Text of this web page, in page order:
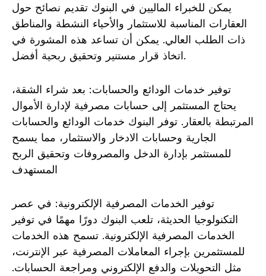
يمكن للخبراء الماليين في البنوك تقديم نصائح حول
العقارات المناسبة للاستثمار والأحياء النشطة والمناطق
ذات الطلب العالي. يمكن أن تساعد هذه المشورة في
اتخاذ قرار مستنير وتحقيق ربحية أفضل.
توفير خدمات الودائع والحسابات: بعد شراء الشقة،
يحتاج المستثمر إلى حسابات مصرفية لإدارة الأموال
المرتبطة بالعقار. توفر البنوك خدمات الودائع والحسابات
الجارية وحسابات الادخار والاستثمار، مما يسمح
للمستثمر بإدارة الدخل والمصروفات وتحقيق الربح
المستهدف
توفير الخدمات المصرفية الإلكترونية: في عصر
التكنولوجيا الحديثة، تلعب البنوك دورًا مهمًا في توفير
الخدمات المصرفية الإلكترونية. تسمح هذه الخدمات
للمستثمرين بإجراء المعاملات المصرفية عبر الإنترنت،
مثل التحويلات والدفع الإلكتروني ومراجعة الحسابات.